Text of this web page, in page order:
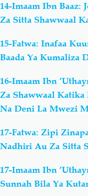
14-Imaam Ibn Baaz:
Za Sitta Shawwaal
15-Fatwa: Inafaa
Baada Ya Kumaliza
16-Imaam Ibn
Za Shawwaal
Na Deni La Mwezi
17-Fatwa: Zipi
Nadhiri Au Za Sitta
17-Imaam Ibn
Sunnah Bila Ya